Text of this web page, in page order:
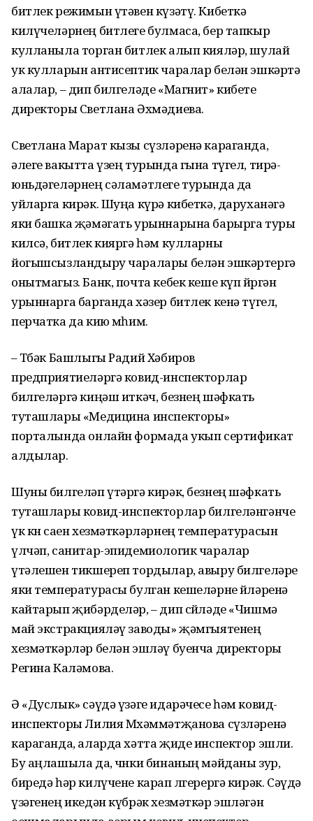
битлек режимын үтәвен күзәтү. Кибеткә
килүчеләрнең битлеге булмаса, бер тапкыр
кулланыла торган битлек алып кияләр, шулай
ук кулларын антисептик чаралар белән эшкәртә
алалар, – дип билгеләде «Магнит» кибете
директоры Светлана Әхмәдиева.
Светлана Марат кызы сүзләренә караганда,
әлеге вакытта үзең турында гына түгел, тирә-
юньдәгеләрнең сәламәтлеге турында да
уйларга кирәк. Шуңа күрә кибеткә, даруханәгә
яки башка җәмәгать урыннарына барырга туры
килсә, битлек кияргә һәм кулларны
йогышсызландыру чаралары белән эшкәртергә
онытмагыз. Банк, почта кебек кеше күп йөргән
урыннарга барганда хәзер битлек кенә түгел,
перчатка да кию мөһим.
– Төбәк Башлыгы Радий Хәбиров
предприятиеләргә ковид-инспекторлар
билгеләргә киңәш иткәч, безнең шәфкать
туташлары «Медицина инспекторы»
порталында онлайн формада укып сертификат
алдылар.
Шуны билгеләп үтәргә кирәк, безнең шәфкать
туташлары ковид-инспекторлар билгеләнгәнче
үк көн саен хезмәткәрләрнең температурасын
үлчәп, санитар-эпидемиологик чаралар
үтәлешен тикшереп тордылар, авыру билгеләре
яки температурасы булган кешеләрне өйләренә
кайтарып җибәрделәр, – дип сөйләде «Чишмә
май экстракцияләү заводы» җәмгыятенең
хезмәткәрләр белән эшләү буенча директоры
Регина Каләмова.
Ә «Дуслык» сәүдә үзәге идарәчесе һәм ковид-
инспекторы Лилия Мөхәммәтҗанова сүзләренә
караганда, аларда хәтта җиде инспектор эшли.
Бу аңлашыла да, чөнки бинаның мәйданы зур,
биредә һәр килүчене карап өлгерергә кирәк. Сәүдә
үзәгенең икедән күбрәк хезмәткәр эшләгән